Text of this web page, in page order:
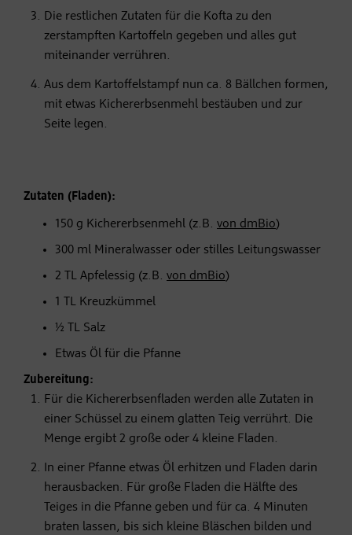
Die restlichen Zutaten für die Kofta zu den
zerstampften Kartoffeln gegeben und alles gut
miteinander verrühren.
Aus dem Kartoffelstampf nun ca. 8 Bällchen formen,
mit etwas Kichererbsenmehl bestäuben und zur
Seite legen.
Zutaten (Fladen):
150 g Kichererbsenmehl (z.B. von dmBio)
300 ml Mineralwasser oder stilles Leitungswasser
2 TL Apfelessig (z.B. von dmBio)
1 TL Kreuzkümmel
½ TL Salz
Etwas Öl für die Pfanne
Zubereitung:
Für die Kichererbsenfladen werden alle Zutaten in
einer Schüssel zu einem glatten Teig verrührt. Die
Menge ergibt 2 große oder 4 kleine Fladen.
In einer Pfanne etwas Öl erhitzen und Fladen darin
herausbacken. Für große Fladen die Hälfte des
Teiges in die Pfanne geben und für ca. 4 Minuten
braten lassen, bis sich kleine Bläschen bilden und